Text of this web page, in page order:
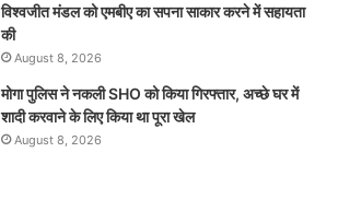
विश्वजीत मंडल को एमबीए का सपना साकार करने में सहायता
की
August 8, 2026
मोगा पुलिस ने नकली SHO को किया गिरफ्तार, अच्छे घर में
शादी करवाने के लिए किया था पूरा खेल
August 8, 2026